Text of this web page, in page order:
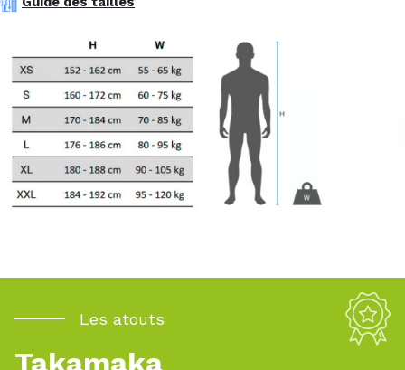
Les atouts
Takamaka